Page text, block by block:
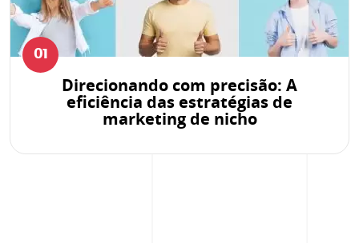
01
Direcionando com precisão: A
eficiência das estratégias de
marketing de nicho